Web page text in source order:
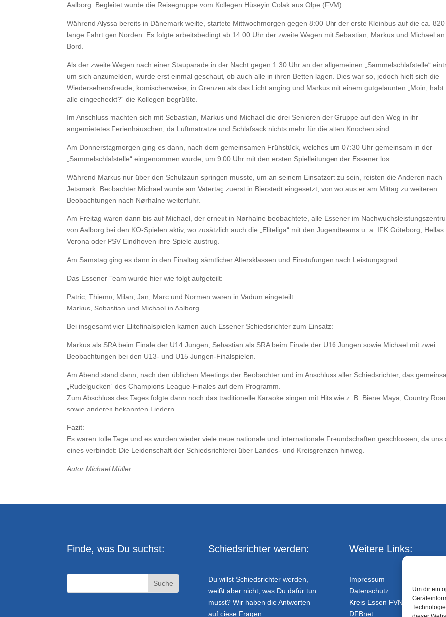
Um dir ein
Aalborg. Begleitet wurde die Reisegruppe vom Kollegen Hüseyin Colak aus Olpe (FVM).
Während Alyssa bereits in Dänemark weilte, startete Mittwochmorgen gegen 8:00 Uhr der erste Kleinbus auf die ca. 820
lange Fahrt gen Norden. Es folgte arbeitsbedingt ab 14:00 Uhr der zweite Wagen mit Sebastian, Markus und Michael an
Bord.
Als der zweite Wagen nach einer Stauparade in der Nacht gegen 1:30 Uhr an der allgemeinen „Sammelschlafstelle“
um sich anzumelden, wurde erst einmal geschaut, ob auch alle in ihren Betten lagen. Dies war so, jedoch hielt sich die
Wiedersehensfreude, komischerweise, in Grenzen als das Licht anging und Markus mit einem gutgelaunten „Moin, habt
alle eingecheckt?“ die Kollegen begrüßte.
Im Anschluss machten sich mit Sebastian, Markus und Michael die drei Senioren der Gruppe auf den Weg in ihr
angemietetes Ferienhäuschen, da Luftmatratze und Schlafsack nichts mehr für die alten Knochen sind.
Am Donnerstagmorgen ging es dann, nach dem gemeinsamen Frühstück, welches um 07:30 Uhr gemeinsam in der
„Sammelschlafstelle“ eingenommen wurde, um 9:00 Uhr mit den ersten Spielleitungen der Essener los.
Während Markus nur über den Schulzaun springen musste, um an seinem Einsatzort zu sein, reisten die Anderen nach
Jetsmark. Beobachter Michael wurde am Vatertag zuerst in Bierstedt eingesetzt, von wo aus er am Mittag zu weiteren
Beobachtungen nach Nørhalne weiterfuhr.
Am Freitag waren dann bis auf Michael, der erneut in Nørhalne beobachtete, alle Essener im
von Aalborg bei den KO-Spielen aktiv, wo zusätzlich auch die „Eliteliga“ mit den Jugendteams u. a. IFK Göteborg, Hellas
Verona oder PSV Eindhoven ihre Spiele austrug.
Am Samstag ging es dann in den Finaltag sämtlicher Altersklassen und Einstufungen nach Leistungsgrad.
Das Essener Team wurde hier wie folgt aufgeteilt:
Patric, Thiemo, Milan, Jan, Marc und Normen waren in Vadum eingeteilt.
Markus, Sebastian und Michael in Aalborg.
Bei insgesamt vier Elitefinalspielen kamen auch Essener Schiedsrichter zum Einsatz:
Markus als SRA beim Finale der U14 Jungen, Sebastian als SRA beim Finale der U16 Jungen sowie Michael mit zwei
Beobachtungen bei den U13- und U15 Jungen-Finalspielen.
Am Abend stand dann, nach den üblichen Meetings der Beobachter und im Anschluss aller Schiedsrichter, das
„Rudelgucken“ des Champions League-Finales auf dem Programm.
Zum Abschluss des Tages folgte dann noch das traditionelle Karaoke singen mit Hits wie z. B. Biene Maya, Country
sowie anderen bekannten Liedern.
Fazit:
Es waren tolle Tage und es wurden wieder viele neue nationale und internationale Freundschaften geschlossen, da uns
eines verbindet: Die Leidenschaft der Schiedsrichterei über Landes- und Kreisgrenzen hinweg.
Autor Michael Müller
Finde, was Du suchst: Schiedsrichter werden:
Du willst Schiedsrichter werden,
weißt aber nicht, was Du dafür tun
musst? Wir haben die Antworten
auf diese Fragen.
Weitere Links:
Impressum
Datenschutz
Kreis Essen FVN
DFBnet